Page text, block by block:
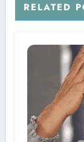
RELATED